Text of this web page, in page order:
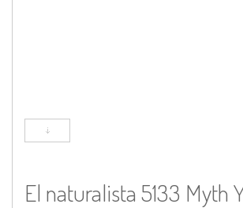
El naturalista 5133 Myth